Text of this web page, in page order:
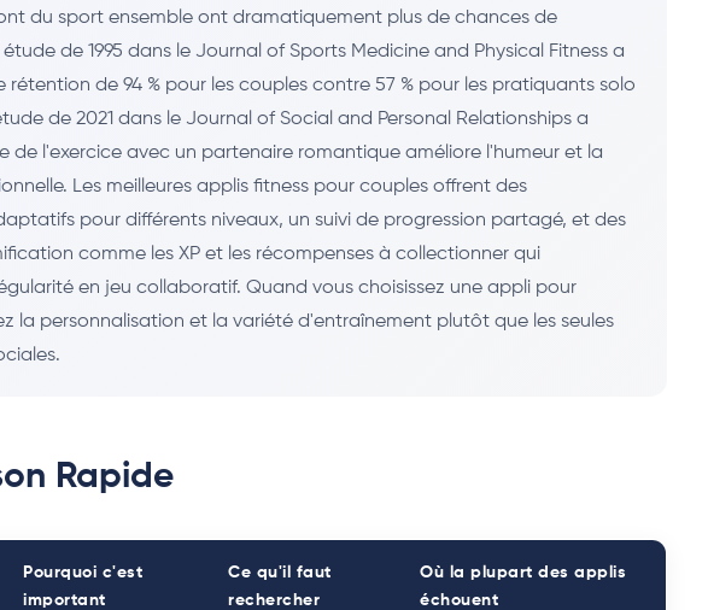
du sport ensemble ont dramatiquement plus de chances de
de 1995 dans le Journal of Sports Medicine and Physical Fitness a
rétention de 94 % pour les couples contre 57 % pour les pratiquants solo
de 2021 dans le Journal of Social and Personal Relationships a
de l'exercice avec un partenaire romantique améliore l'humeur et la
Les meilleures applis fitness pour couples offrent des
pour différents niveaux, un suivi de progression partagé, et des
comme les XP et les récompenses à collectionner qui
en jeu collaboratif. Quand vous choisissez une appli pour
la personnalisation et la variété d'entraînement plutôt que les seules
Rapide
Pourquoi c'est
important
Ce qu'il faut
rechercher
Où la plupart des applis
échouent